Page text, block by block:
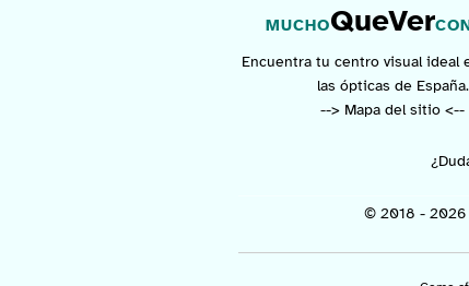
MUCHOQueVer
Encuentra tu centro visual ideal
las ópticas de España.
--> Mapa del sitio <--
© 2018 - 2026